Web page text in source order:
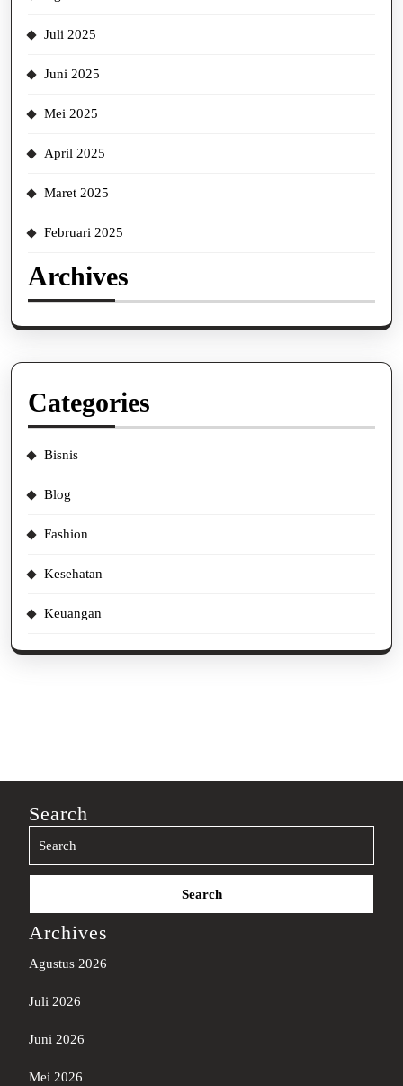
Juli 2025
Juni 2025
Mei 2025
April 2025
Maret 2025
Februari 2025
Archives
Categories
Bisnis
Blog
Fashion
Kesehatan
Keuangan
Search
Search
Archives
Agustus 2026
Juli 2026
Juni 2026
Mei 2026